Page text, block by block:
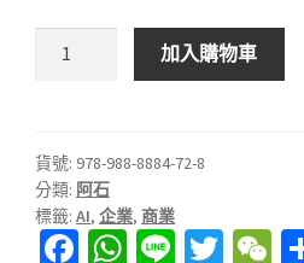
業
轉
型
必
加入購物車
貨號: 978-988-8884-72-8
分類: 阿石
標籤:AI,企業, 商業
Fa W Li T W